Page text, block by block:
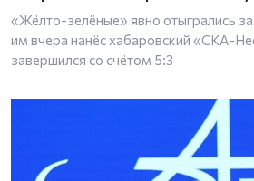
«Жёлто-зелёные» явно отыгрались
им вчера нанёс хабаровский «СКА-
завершился со счётом 5:3